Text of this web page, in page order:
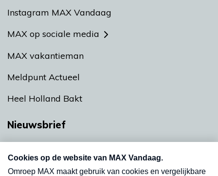
Instagram MAX Vandaag
MAX op sociale media
MAX vakantieman
Meldpunt Actueel
Heel Holland Bakt
Nieuwsbrief
nieuwsbrief. Elke vrijdag- en dinsdagochtend in
uw mailbox.